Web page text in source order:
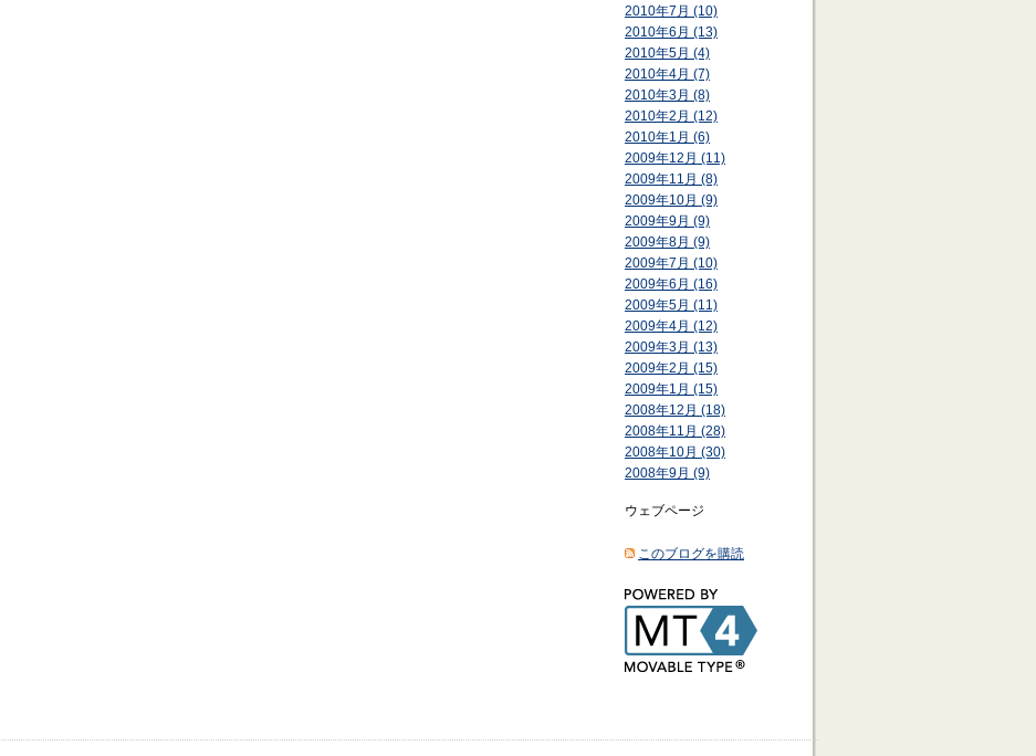
2010年7月 (10)
2010年6月 (13)
2010年5月 (4)
2010年4月 (7)
2010年3月 (8)
2010年2月 (12)
2010年1月 (6)
2009年12月 (11)
2009年11月 (8)
2009年10月 (9)
2009年9月 (9)
2009年8月 (9)
2009年7月 (10)
2009年6月 (16)
2009年5月 (11)
2009年4月 (12)
2009年3月 (13)
2009年2月 (15)
2009年1月 (15)
2008年12月 (18)
2008年11月 (28)
2008年10月 (30)
2008年9月 (9)
ウェブページ
このブログを購読